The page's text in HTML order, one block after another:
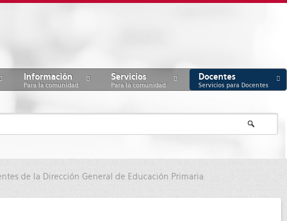
Información
Para la comunidad
Servicios
Para la comunidad
Docentes
Servicios para Docentes
de la Dirección General de Educación Primaria